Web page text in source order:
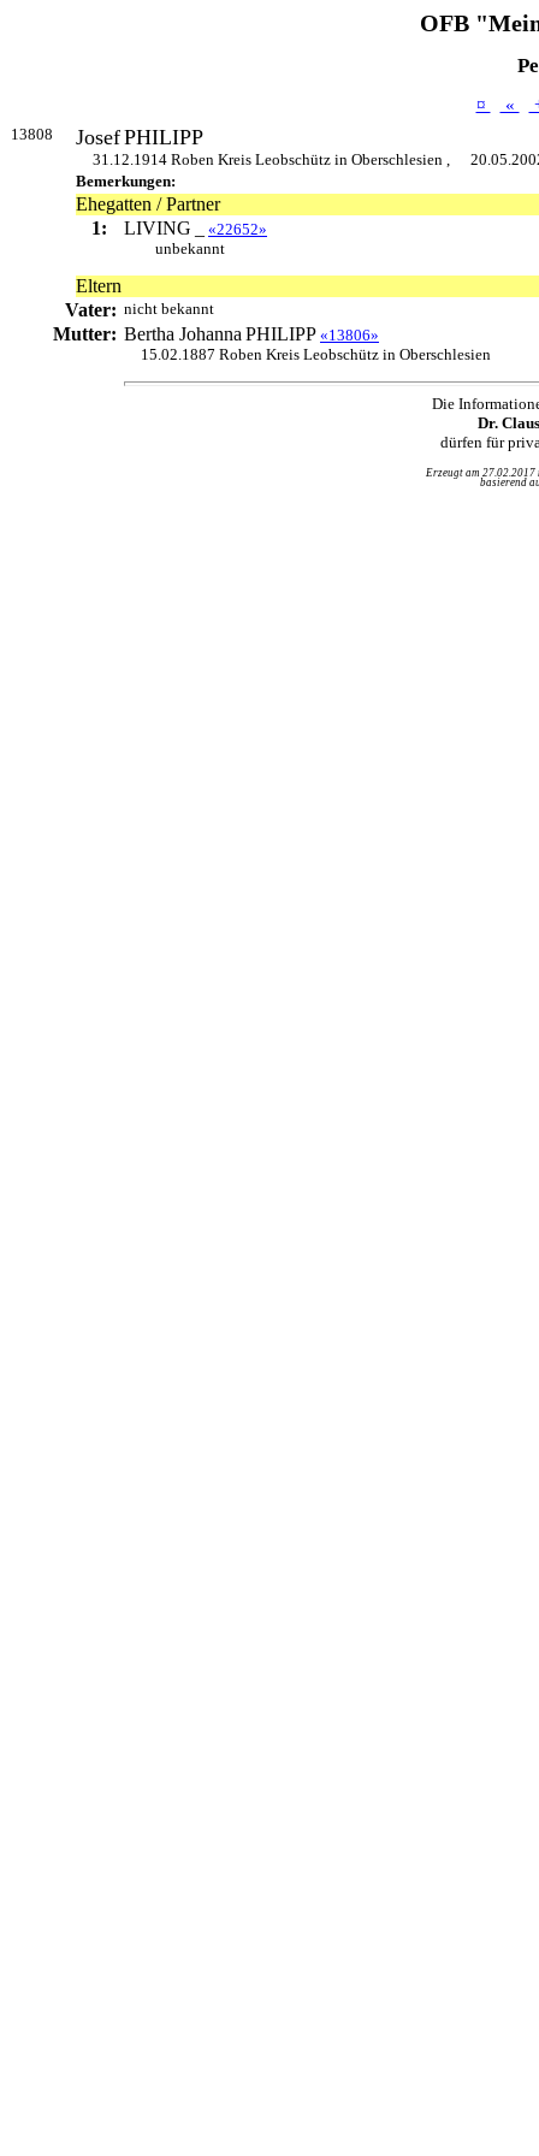
OFB
¤ «
13808 JosefPHILIPP
31.12.1914 Roben Kreis Leobschütz in Oberschlesien ,
Bemerkungen:
Ehegatten / Partner
1:
LIVING
«22652»
unbekannt
Eltern
Vater: nicht bekannt
Mutter: Bertha Johanna PHILIPP «13806»
15.02.1887 Roben Kreis Leobschütz in Oberschlesien
Die
Dr.
dürfen für
Erzeugt am
basierend